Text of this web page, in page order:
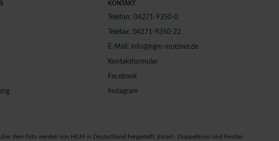
KONTAKT
Telefon: 04271-9350-0
Telefax: 04271-9350-22
E-Mail: info@hgm-motzner.de
Kontaktformular
Facebook
Instagram
dem Foto werden von HGM in Deutschland hergestellt. Einzel-, Doppeltüren und Fenster